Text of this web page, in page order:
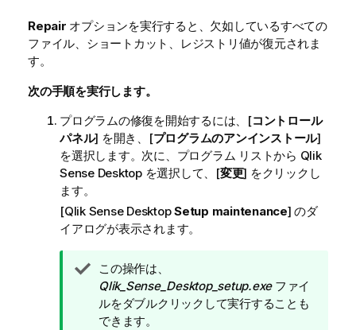
Repair オプションを実行すると、欠如しているすべての
ファイル、ショートカット、レジストリ値が復元されま
す。
次の手順を実行します。
プログラムの修復を開始するには、[コントロール
パネル] を開き、[プログラムのアンインストール]
を選択します。次に、プログラム リストから Qlik
Sense Desktopを選択して、[変更] をクリックし
ます。
[Qlik Sense DesktopSetup maintenance] のダ
イアログが表示されます。
ヒ
ン
ト
メ
この操作は、
Qlik_Sense_Desktop_setup.exeファイ
ルをダブルクリックして実行することも
できます。